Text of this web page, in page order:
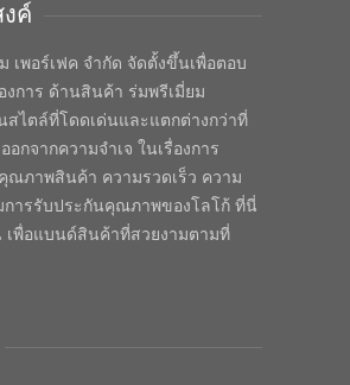
ค์
เพอร์เฟค จำกัด จัดตั้งขึ้นเพื่อตอบ
งการ ด้านสินค้า ร่มพรีเมี่ยม
สไตล์ที่โดดเด่นและแตกต่างกว่าที่
อกจากความจำเจ ในเรื่องการ
ณภาพสินค้า ความรวดเร็ว ความ
การรับประกันคุณภาพของโลโก้ ที่นี่
เพื่อแบนด์สินค้าที่สวยงามตามที่